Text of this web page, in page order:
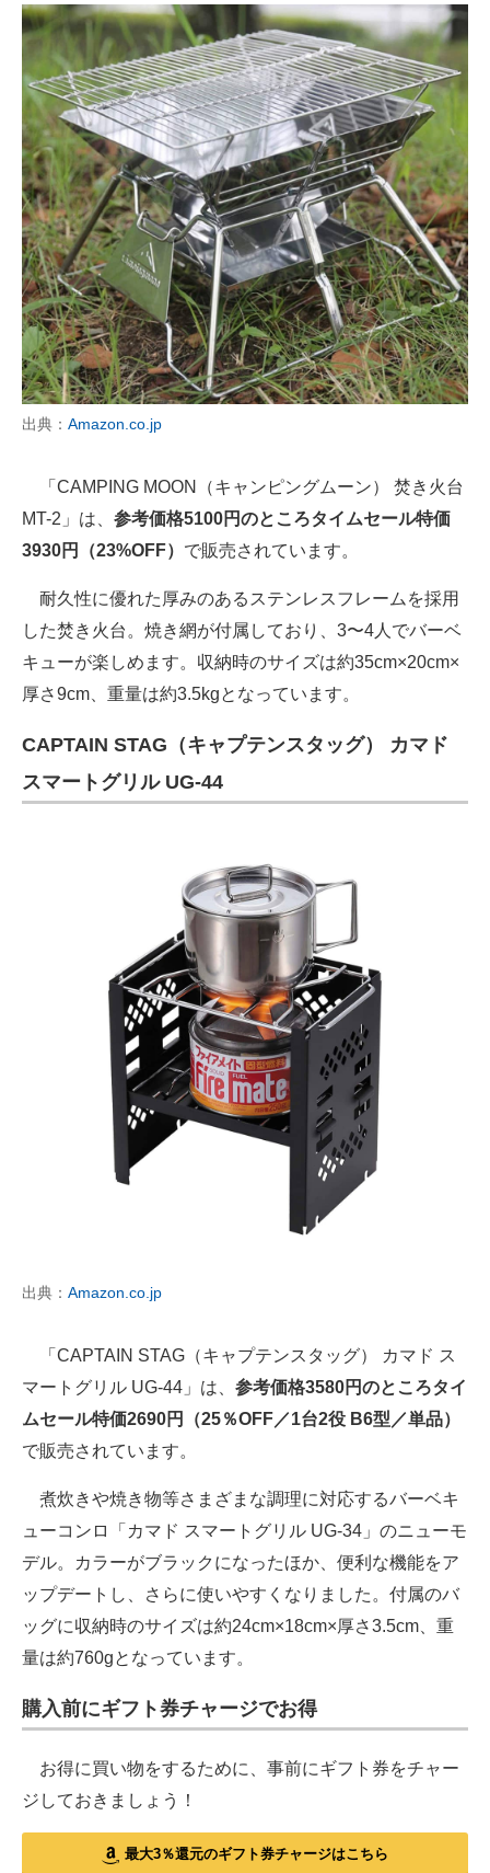
出典： Amazon.co.jp
「CAMPING MOON（キャンピングムーン） 焚き火台
MT-2」は、 参考価格5100円のところタイムセール特価
3930円（23%OFF） で販売されています。
耐久性に優れた厚みのあるステンレスフレームを採用
した焚き火台。焼き網が付属しており、3〜4人でバーベ
キューが楽しめます。収納時のサイズは約35cm×20cm×
厚さ9cm、重量は約3.5kgとなっています。
CAPTAIN STAG（キャプテンスタッグ） カマド
スマートグリル UG-44
出典： Amazon.co.jp
「CAPTAIN STAG（キャプテンスタッグ） カマド ス
マートグリル UG-44」は、 参考価格3580円のところタイ
ムセール特価2690円（25％OFF／1台2役 B6型／単品）
で販売されています。
煮炊きや焼き物等さまざまな調理に対応するバーベキ
ューコンロ「カマド スマートグリル UG-34」のニューモ
デル。カラーがブラックになったほか、便利な機能をア
ップデートし、さらに使いやすくなりました。付属のバ
ッグに収納時のサイズは約24cm×18cm×厚さ3.5cm、重
量は約760gとなっています。
購入前にギフト券チャージでお得
お得に買い物をするために、事前にギフト券をチャー
ジしておきましょう！
最大3％還元のギフト券チャージはこちら